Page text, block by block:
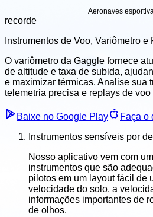
Aeronaves
recorde
Instrumentos de Voo, Variômetro
O variômetro da Gaggle fornece
de altitude e taxa de subida,
e maximizar térmicas. Analise sua
telemetria precisa e replays de voo
Baixe no Google Play
Faça o
Instrumentos sensíveis por
Nosso aplicativo vem com
instrumentos que são
pilotos em um layout fácil de
velocidade do solo, a
informações importantes de
de olhos.